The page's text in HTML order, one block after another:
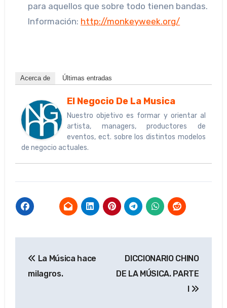
para aquellos que sobre todo tienen bandas.
Información: http://monkeyweek.org/
Acerca de Últimas entradas
El Negocio De La Musica
Nuestro objetivo es formar y orientar al
artista, managers, productores de
eventos, ect. sobre los distintos modelos
de negocio actuales.
de
La Música hace
milagros.
DICCIONARIO CHINO
DE LA MÚSICA. PARTE
I